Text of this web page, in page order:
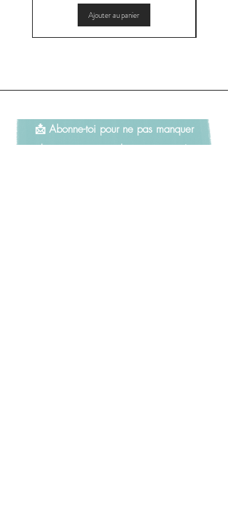
Ajouter au panier
📩 Abonne-toi pour ne pas manquer
les nouveautés et les promotions!